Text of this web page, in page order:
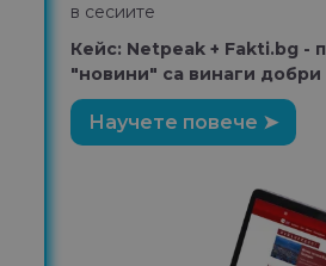
в сесиите
Кейс: Netpeak + Fakti.bg -
"новини" са винаги добри
Научете повече ➤